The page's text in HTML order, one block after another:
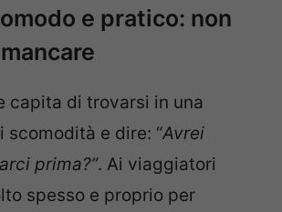
e pratico: non
capita di trovarsi in una
scomodità e dire: “Avrei
prima?”. Ai viaggiatori
spesso e proprio per